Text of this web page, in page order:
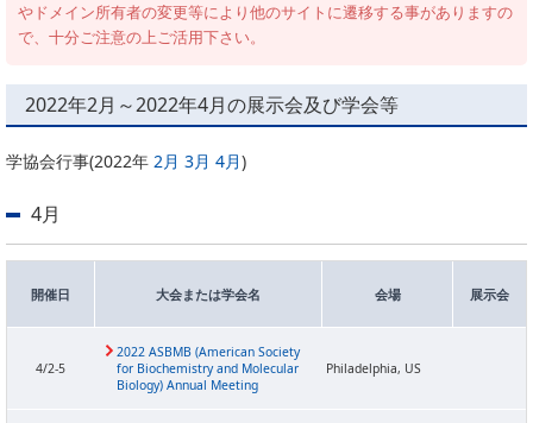
製品含有化学物質規制 UPDATE
統計
刊行物のご案内
委員会活動
協力企業との適正取引の推進
会員会社
会員リスト
入会のご案内
機器分析が支える、豊かな暮らしと産業のフロンティア
環境
食品
ライフサイエンス
材料
PICK UP CONTENTS
やドメイン所有者の変更等により他のサイトに遷移する事がありますの
で、十分ご注意の上ご活用下さい。
2022年2月～2022年4月の展示会及び学会等
学協会行事(2022年 2月 3月 4月)
4月
開催日 大会または学会名 会場 展示会
4/2-5
2022 ASBMB (American Society
for Biochemistry and Molecular
Biology) Annual Meeting
Philadelphia, US